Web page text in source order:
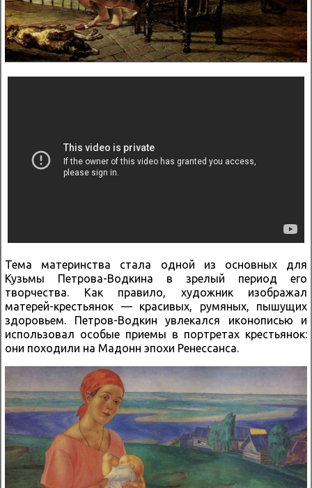
Тема материнства стала одной из основных для
Кузьмы Петрова-Водкина в зрелый период его
творчества. Как правило, художник изображал
матерей-крестьянок — красивых, румяных, пышущих
здоровьем. Петров-Водкин увлекался иконописью и
использовал особые приемы в портретах крестьянок:
они походили на Мадонн эпохи Ренессанса.